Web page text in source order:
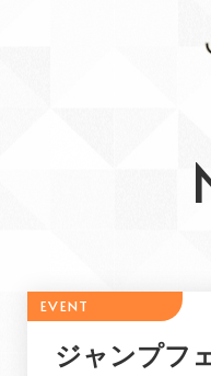
ジャンプフ